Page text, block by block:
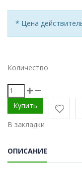
* Цена
Количество
В закладки
ОПИСАНИЕ